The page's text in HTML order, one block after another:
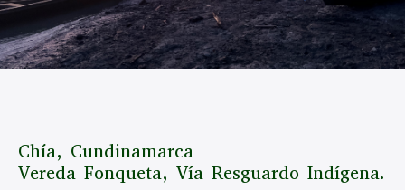
Chía, Cundinamarca
Vereda Fonqueta, Vía Resguardo Indígena.